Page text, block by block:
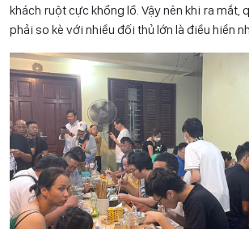
khách ruột cực khổng lồ. Vậy nên khi ra mắt,
phải so kè với nhiều đối thủ lớn là điều hiển